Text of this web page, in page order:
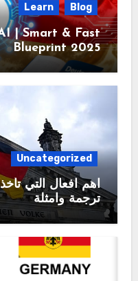
Blog
Learn
| Smart & Fast
Blueprint 2025
Uncategorized
اهم افعال التي
ترجمة وامثلة